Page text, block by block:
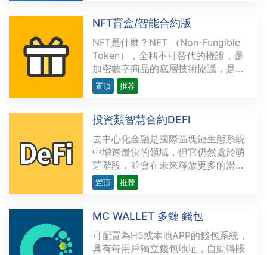
數據。URL：
https://www.tokensafer.com/語
言：英文、簡體中文，繁體中文# 操
作說明：## 僅查···
NFT盲盒/智能合約版
NFT是什麼？NFT （Non-Fungible
Token），全稱不可替代的權證，是
加密數字商品的底層技術協議，是以
區塊鏈技術為底層，用來表示數字作
品的唯一性，並可以永久存儲，具有
可偽造的特點，但又極具流動性。和
虛擬貨幣不同，NFT有真實的數字內
容作為價值支撐，且不具有···
置顶 推荐
投資類智慧合約DEFI
去中心化金融是國際區塊鏈生態系統
中增速最快的領域，但它仍然處於萌
芽階段，並會在未來釋放更多的潛
力。越來越多的開發者研發複雜精密
的去中心化應用程序（dApps），為
現存金融服務的替代品。這些用例涉
及的範圍從簡單交易（如P2P支付）
到多方復雜的應用不等，比···
置顶 推荐
MC WALLET 多鏈 錢包
可配置為H5或本地APP的錢包系統，
具有每用戶獨立錢包地址，自動轉賬